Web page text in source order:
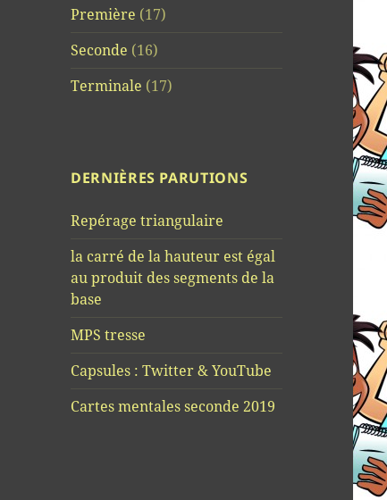
Première (17)
Seconde (16)
Terminale (17)
DERNIÈRES PARUTIONS
Repérage triangulaire
la carré de la hauteur est égal
au produit des segments de la
base
MPS tresse
Capsules : Twitter & YouTube
Cartes mentales seconde 2019